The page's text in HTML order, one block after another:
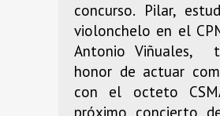
concurso. Pilar,
violonchelo en el
Antonio Viñuales,
honor de actuar
con el octeto
próximo concierto